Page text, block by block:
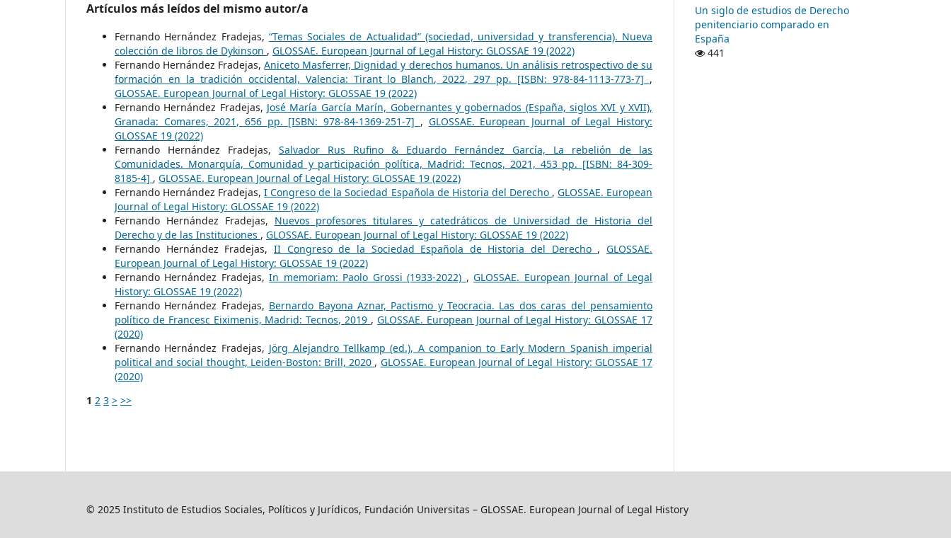
Artículos más leídos del mismo autor/a
Fernando Hernández Fradejas, “Temas Sociales de Actualidad” (sociedad, universidad y transferencia). Nueva
colección de libros de Dykinson , GLOSSAE. European Journal of Legal History: GLOSSAE 19 (2022)
Fernando Hernández Fradejas,Aniceto Masferrer, Dignidad y derechos humanos. Un análisis retrospectivo de su
formación en la tradición occidental, Valencia: Tirant lo Blanch, 2022, 297 pp. [ISBN: 978-84-1113-773-7] ,
GLOSSAE. European Journal of Legal History: GLOSSAE 19 (2022)
Fernando Hernández Fradejas, José María García Marín, Gobernantes y gobernados (España, siglos XVI y XVII),
Granada: Comares, 2021, 656 pp. [ISBN: 978-84-1369-251-7] , GLOSSAE. European Journal of Legal History:
GLOSSAE 19 (2022)
Fernando Hernández Fradejas, Salvador Rus Rufino & Eduardo Fernández García, La rebelión de las
Comunidades. Monarquía, Comunidad y participación política, Madrid: Tecnos, 2021, 453 pp. [ISBN: 84-309-
8185-4] , GLOSSAE. European Journal of Legal History: GLOSSAE 19 (2022)
Fernando Hernández Fradejas,I Congreso de la Sociedad Española de Historia del Derecho , GLOSSAE. European
Journal of Legal History: GLOSSAE 19 (2022)
Fernando Hernández Fradejas, Nuevos profesores titulares y catedráticos de Universidad de Historia del
Derecho y de las Instituciones , GLOSSAE. European Journal of Legal History: GLOSSAE 19 (2022)
Fernando Hernández Fradejas, II Congreso de la Sociedad Española de Historia del Derecho ,GLOSSAE.
European Journal of Legal History: GLOSSAE 19 (2022)
Fernando Hernández Fradejas,In memoriam: Paolo Grossi (1933-2022) ,GLOSSAE. European Journal of Legal
History: GLOSSAE 19 (2022)
Fernando Hernández Fradejas, Bernardo Bayona Aznar, Pactismo y Teocracia. Las dos caras del pensamiento
político de Francesc Eiximenis, Madrid: Tecnos, 2019 , GLOSSAE. European Journal of Legal History: GLOSSAE 17
(2020)
Fernando Hernández Fradejas, Jörg Alejandro Tellkamp (ed.), A companion to Early Modern Spanish imperial
political and social thought, Leiden-Boston: Brill, 2020 , GLOSSAE. European Journal of Legal History: GLOSSAE 17
(2020)
1 2 3 > >>
Un siglo de estudios de Derecho
penitenciario comparado en
España
441
© 2025 Instituto de Estudios Sociales, Políticos y Jurídicos, Fundación Universitas – GLOSSAE. European Journal of Legal History